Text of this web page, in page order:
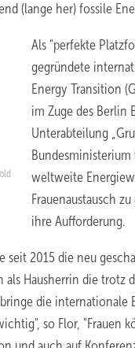
(lange her) fossile
Als "perfekte
gegründete
Energy Transition
im Zuge des Berlin
Unterabteilung
weltweite
Frauenaustausch
ihre Aufforderung.
seit 2015 die neu
Hausherrin die
die
so Flor, "Frauen